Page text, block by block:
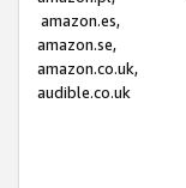
amazon.es,
amazon.se,
amazon.co.uk,
audible.co.uk